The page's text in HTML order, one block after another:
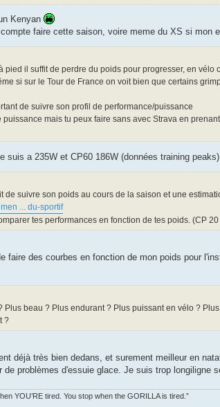
Kenyan
faire cette saison, voire meme du XS si mon
pied il suffit de perdre du poids pour progresser, en
si sur le Tour de France on voit bien que certains
de suivre son profil de performance/puissance
mais tu peux faire sans avec Strava en
suis a 235W et CP60 186W (données training
de suivre son poids au cours de la saison et une
... du-sportif
tes performances en fonction de tes poids. (CP
faire des courbes en fonction de mon poids pour
Plus beau ? Plus endurant ? Plus puissant en vélo ?
?
déjà très bien dedans, et surement meilleur en
de problèmes d'essuie glace. Je suis trop longiligne
YOU’RE tired. You stop when the GORILLA is tired.”